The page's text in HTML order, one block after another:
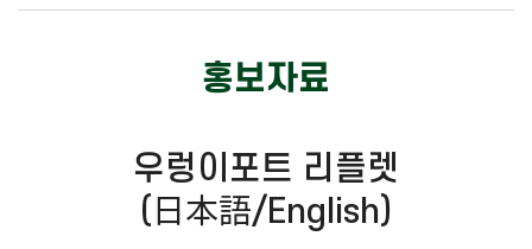
홍보자료
우렁이포트 리플렛
(日本語/English)